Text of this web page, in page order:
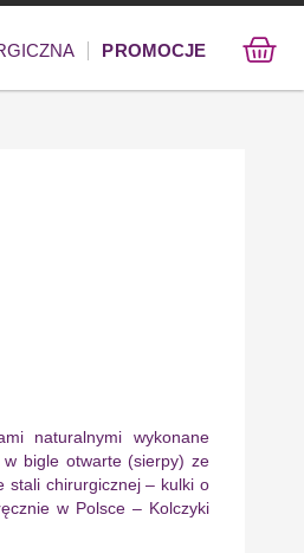
PROMOCJE
naturalnymi wykonane
w bigle otwarte (sierpy) ze
stali chirurgicznej – kulki o
w Polsce – Kolczyki